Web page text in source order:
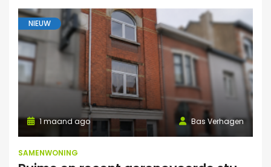
NIEUW
Bas Verhagen
1 maand ago
SAMENWONING